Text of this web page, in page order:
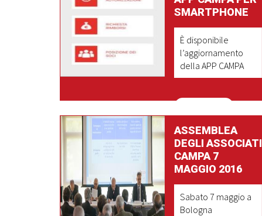
SMARTPHONE
È disponibile
l’aggiornamento
della APP CAMPA
ASSEMBLEA
DEGLI ASSOCIATI
CAMPA 7
MAGGIO 2016
Sabato 7 maggio a
Bologna